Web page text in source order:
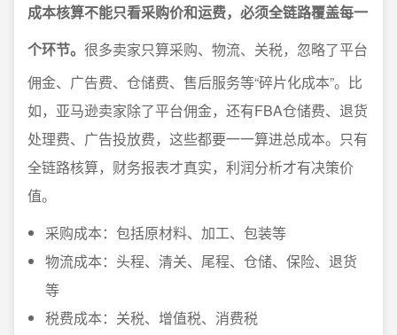
成本核算不能只看采购价和运费，必须全链路覆盖每一
个环节。 很多卖家只算采购、物流、关税，忽略了平台
佣金、广告费、仓储费、售后服务等“碎片化成本”。比
如，亚马逊卖家除了平台佣金，还有FBA仓储费、退货
处理费、广告投放费，这些都要一一算进总成本。只有
全链路核算，财务报表才真实，利润分析才有决策价
值。
采购成本：包括原材料、加工、包装等
物流成本：头程、清关、尾程、仓储、保险、退货
等
税费成本：关税、增值税、消费税